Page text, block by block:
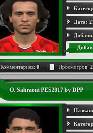
Дата:
Комментариев: 0 Просмотров:
O. Sahraoui PES2017 by DPP